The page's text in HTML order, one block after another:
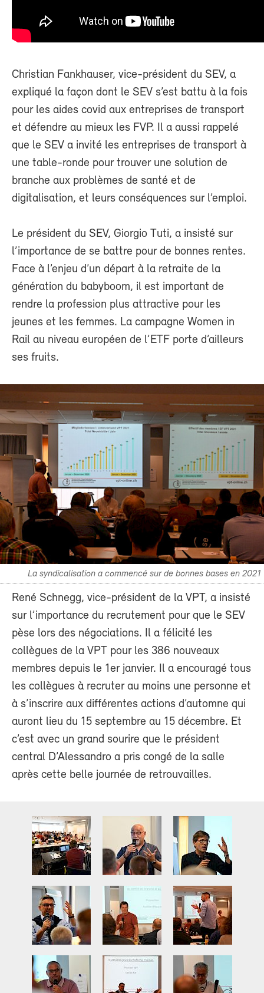
Christian Fankhauser, vice-président du SEV, a
expliqué la façon dont le SEV s’est battu à la fois
pour les aides covid aux entreprises de transport
et défendre au mieux les FVP. Il a aussi rappelé
que le SEV a invité les entreprises de transport à
une table-ronde pour trouver une solution de
branche aux problèmes de santé et de
digitalisation, et leurs conséquences sur l’emploi.
Le président du SEV, Giorgio Tuti, a insisté sur
l’importance de se battre pour de bonnes rentes.
Face à l’enjeu d’un départ à la retraite de la
génération du babyboom, il est important de
rendre la profession plus attractive pour les
jeunes et les femmes. La campagne Women in
Rail au niveau européen de l’ETF porte d’ailleurs
ses fruits.
La syndicalisation a commencé sur de bonnes bases en 2021
René Schnegg, vice-président de la VPT, a insisté
sur l’importance du recrutement pour que le SEV
pèse lors des négociations. Il a félicité les
collègues de la VPT pour les 386 nouveaux
membres depuis le 1er janvier. Il a encouragé tous
les collègues à recruter au moins une personne et
à s’inscrire aux différentes actions d’automne qui
auront lieu du 15 septembre au 15 décembre. Et
c’est avec un grand sourire que le président
central D’Alessandro a pris congé de la salle
après cette belle journée de retrouvailles.